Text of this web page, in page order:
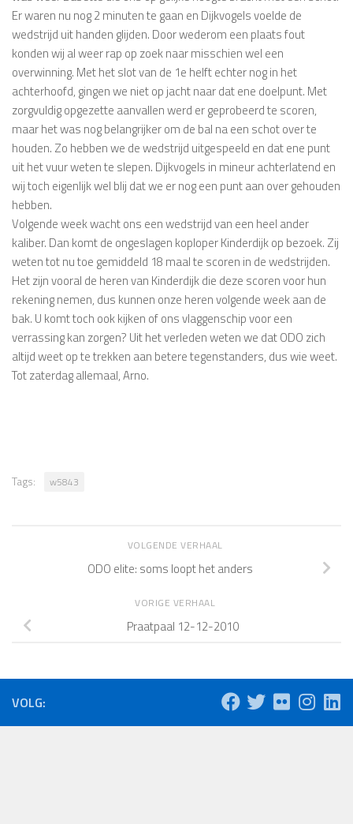
Er waren nu nog 2 minuten te gaan en Dijkvogels voelde de
wedstrijd uit handen glijden. Door wederom een plaats fout
konden wij al weer rap op zoek naar misschien wel een
overwinning. Met het slot van de 1e helft echter nog in het
achterhoofd, gingen we niet op jacht naar dat ene doelpunt. Met
zorgvuldig opgezette aanvallen werd er geprobeerd te scoren,
maar het was nog belangrijker om de bal na een schot over te
houden. Zo hebben we de wedstrijd uitgespeeld en dat ene punt
uit het vuur weten te slepen. Dijkvogels in mineur achterlatend en
wij toch eigenlijk wel blij dat we er nog een punt aan over gehouden
hebben.
Volgende week wacht ons een wedstrijd van een heel ander
kaliber. Dan komt de ongeslagen koploper Kinderdijk op bezoek. Zij
weten tot nu toe gemiddeld 18 maal te scoren in de wedstrijden.
Het zijn vooral de heren van Kinderdijk die deze scoren voor hun
rekening nemen, dus kunnen onze heren volgende week aan de
bak. U komt toch ook kijken of ons vlaggenschip voor een
verrassing kan zorgen? Uit het verleden weten we dat ODO zich
altijd weet op te trekken aan betere tegenstanders, dus wie weet.
Tot zaterdag allemaal, Arno.
Tags: w5843
VOLGENDE VERHAAL
ODO elite: soms loopt het anders
VORIGE VERHAAL
Praatpaal 12-12-2010
VOLG: